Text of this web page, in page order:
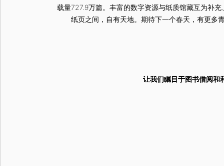
载量727.9万篇。丰富的数字资源与纸质馆藏互为补
纸页之间，自有天地。期待下一个春天，有更多青
让我们瞩目于图书借阅和